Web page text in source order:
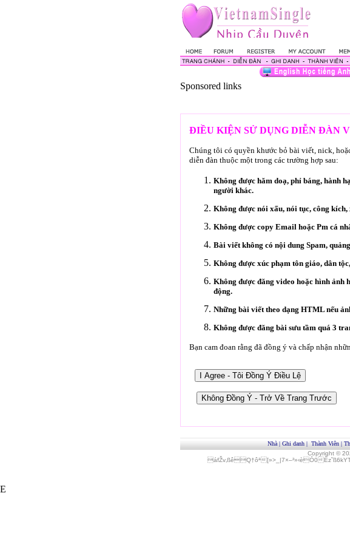
Sponsored links
ĐIỀU KIỆN SỬ DỤNG DIỄN ĐÀN
Chúng tôi có quyền khước bỏ bài viết, nick,
diễn đàn thuộc một trong các trường hợp sau:
Không được hăm doạ, phỉ báng, hành
người khác.
Không được nói xấu, nói tục, công
Không được copy Email hoặc Pm cá
Bài viết không có nội dung Spam,
Không được xúc phạm tôn giáo, dân
Không được đăng video hoặc hình ảnh
động.
Những bài viết theo dạng HTML nếu
Không được đăng bài sưu tầm quá 3
Bạn cam đoan rằng đã đồng ý và chấp nhận
Nhà | Ghi danh | Thành Viên |
Copyright ©
áfŽv‚ßêQ†ôª[»>_|7×–²»‹èÓ0
E